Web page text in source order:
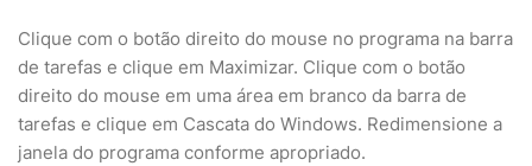
Clique com o botão direito do mouse no programa na barra
de tarefas e clique em Maximizar. Clique com o botão
direito do mouse em uma área em branco da barra de
tarefas e clique em Cascata do Windows. Redimensione a
janela do programa conforme apropriado.